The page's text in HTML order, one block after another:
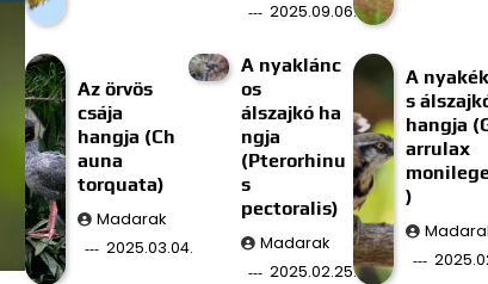
2025.09.06.
Az örvös
csája
hangja (Ch
auna
torquata)
Madarak
2025.03.04.
A nyaklánc
os
álszajkó ha
ngja
(Pterorhinu
s
pectoralis)
Madarak
2025.02.25.
A
s
hangja
arrulax
)